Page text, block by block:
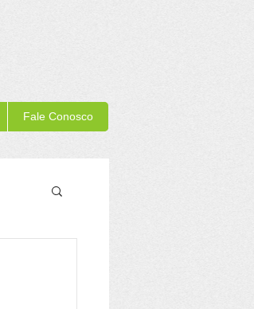
Fale Conosco